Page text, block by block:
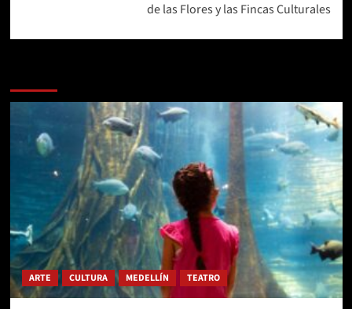
de las Flores y las Fincas Culturales
ARTE CULTURA MEDELLÍN TEATRO